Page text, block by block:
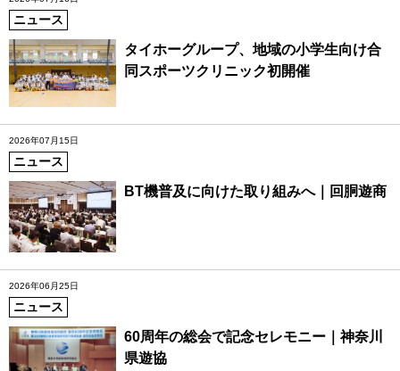
ニュース
タイホーグループ、地域の小学生向け合
同スポーツクリニック初開催
2026年07月15日
ニュース
BT機普及に向けた取り組みへ｜回胴遊商
2026年06月25日
ニュース
60周年の総会で記念セレモニー｜神奈川
県遊協